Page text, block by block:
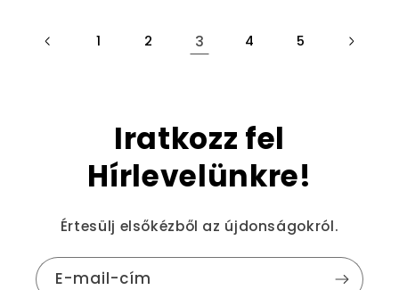
1 2 3 4 5
Iratkozz fel
Hírlevelünkre!
Értesülj elsőkézből az újdonságokról.
E-mail-cím